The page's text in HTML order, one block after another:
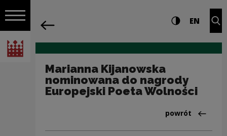
Włącz nawigację
Narodowe Centrum Kultury
Nawigacja Ustawienia i Wysoki
EN
Marianna Kijanowska
nominowana do nagrody
Europejski Poeta Wolności
Powrót
powrót